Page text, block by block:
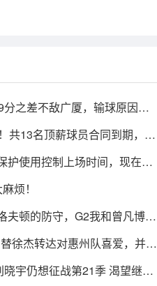
之差不敌广厦，输球原因曝
共13名顶薪球员合同到期，多
护使用控制上场时间，现在不
烦！
夫顿的防守，G2我和曾凡博的
徐杰转达对惠州队喜爱，并与
宇仍想征战第21季 渴望继续